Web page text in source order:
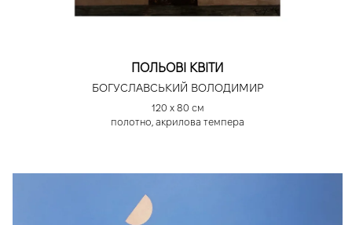
ПОЛЬОВІ КВІТИ
БОГУСЛАВСЬКИЙ ВОЛОДИМИР
120 х 80 см
полотно, акрилова темпера